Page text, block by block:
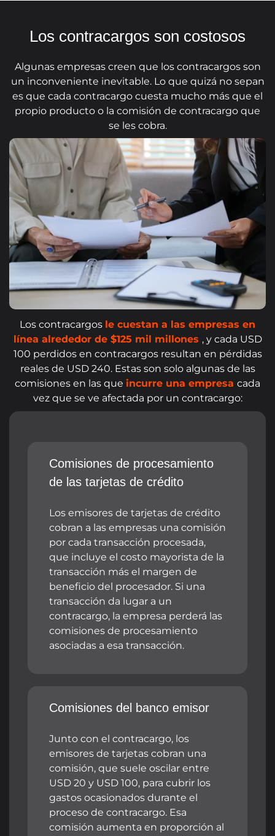
Los contracargos son costosos
Algunas empresas creen que los contracargos son
un inconveniente inevitable. Lo que quizá no sepan
es que cada contracargo cuesta mucho más que el
propio producto o la comisión de contracargo que
se les cobra.
Los contracargos le cuestan a las empresas en
línea alrededor de $125 mil millones , y cada USD
100 perdidos en contracargos resultan en pérdidas
reales de USD 240. Estas son solo algunas de las
comisiones en las que incurre una empresa cada
vez que se ve afectada por un contracargo:
Comisiones de procesamiento
de las tarjetas de crédito
Los emisores de tarjetas de crédito
cobran a las empresas una comisión
por cada transacción procesada,
que incluye el costo mayorista de la
transacción más el margen de
beneficio del procesador. Si una
transacción da lugar a un
contracargo, la empresa perderá las
comisiones de procesamiento
asociadas a esa transacción.
Comisiones del banco emisor
Junto con el contracargo, los
emisores de tarjetas cobran una
comisión, que suele oscilar entre
USD 20 y USD 100, para cubrir los
gastos ocasionados durante el
proceso de contracargo. Esa
comisión aumenta en proporción al